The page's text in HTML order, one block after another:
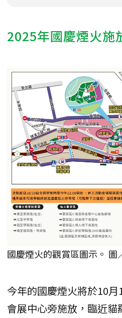
2025年國慶煙火施
國慶煙火的觀賞區圖示。 圖
今年的國慶煙火將於10
會展中心旁施放，臨近貓